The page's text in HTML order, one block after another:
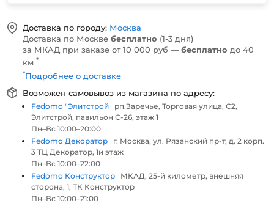
Доставка по городу: Москва
Доставка по Москве бесплатно (1-3 дня)
за МКАД при заказе от 10 000 руб — бесплатно до 40
км *
*Подробнее о доставке
Возможен самовывоз из магазина по адресу:
Fedomo "Элитстрой
рп.Заречье, Торговая улица, С2,
Элитстрой, павильон С-26, этаж 1
Пн–Вс 10:00–20:00
Fedomo Декоратор
г. Москва, ул. Рязанский пр-т, д. 2 корп.
3 ТЦ Декоратор, 1й этаж
Пн–Вс 10:00–22:00
Fedomo Конструктор
МКАД, 25-й километр, внешняя
сторона, 1, ТК Конструктор
Пн–Вс 10:00–21:00